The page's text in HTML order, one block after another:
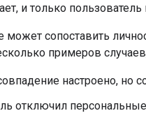
и только
может сопоставить
примеров
настроено, но
отключил